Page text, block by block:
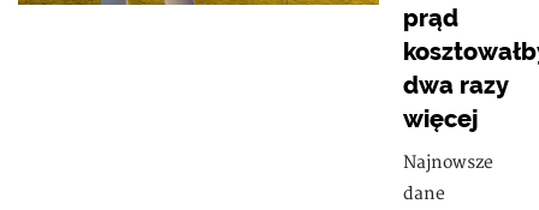
prąd
dwa razy
więcej
Najnowsze
dane